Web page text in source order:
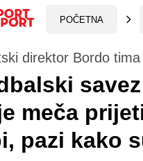
POČETNA
direktor Bordo
meča
pazi kako